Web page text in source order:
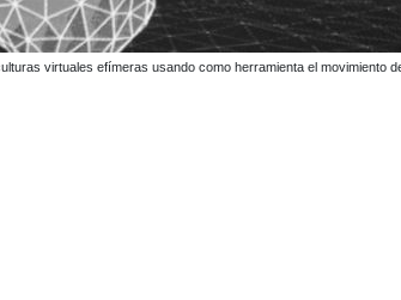
virtuales efímeras usando como herramienta el movimiento